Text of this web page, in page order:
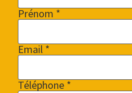
Prénom *
Email *
Téléphone *